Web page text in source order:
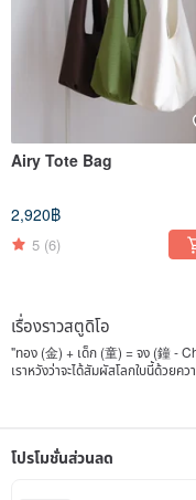
Airy Tote Bag
2,920฿
5 (6)
เรื่องราวสตูดิโอ
"ทอง (金) + เด็ก (童) = จง (鐘 -
เราหวังว่าจะได้สัมผัสโลกใบนี้ด้วยค
ตัดเย็บด้วยมือจากสตูดิโอ 2 คนของ
ในชีวิตประจำวันที่สง่างามและเหนือกา
โปรโมชั่นส่วนลด